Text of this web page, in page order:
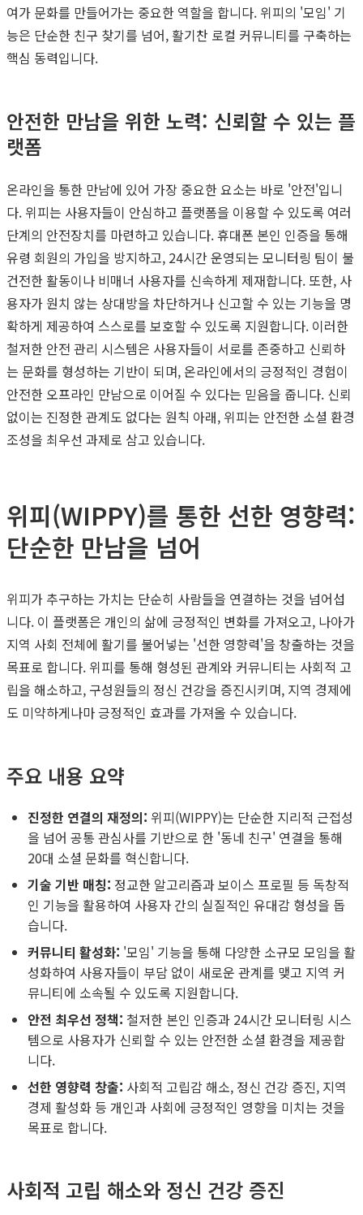
여가 문화를 만들어가는 중요한 역할을 합니다. 위피의 '모임' 기
능은 단순한 친구 찾기를 넘어, 활기찬 로컬 커뮤니티를 구축하는
핵심 동력입니다.
안전한 만남을 위한 노력: 신뢰할 수 있는 플
랫폼
온라인을 통한 만남에 있어 가장 중요한 요소는 바로 '안전'입니
다. 위피는 사용자들이 안심하고 플랫폼을 이용할 수 있도록 여러
단계의 안전장치를 마련하고 있습니다. 휴대폰 본인 인증을 통해
유령 회원의 가입을 방지하고, 24시간 운영되는 모니터링 팀이 불
건전한 활동이나 비매너 사용자를 신속하게 제재합니다. 또한, 사
용자가 원치 않는 상대방을 차단하거나 신고할 수 있는 기능을 명
확하게 제공하여 스스로를 보호할 수 있도록 지원합니다. 이러한
철저한 안전 관리 시스템은 사용자들이 서로를 존중하고 신뢰하
는 문화를 형성하는 기반이 되며, 온라인에서의 긍정적인 경험이
안전한 오프라인 만남으로 이어질 수 있다는 믿음을 줍니다. 신뢰
없이는 진정한 관계도 없다는 원칙 아래, 위피는 안전한 소셜 환경
조성을 최우선 과제로 삼고 있습니다.
위피(WIPPY)를 통한 선한 영향력:
단순한 만남을 넘어
위피가 추구하는 가치는 단순히 사람들을 연결하는 것을 넘어섭
니다. 이 플랫폼은 개인의 삶에 긍정적인 변화를 가져오고, 나아가
지역 사회 전체에 활기를 불어넣는 '선한 영향력'을 창출하는 것을
목표로 합니다. 위피를 통해 형성된 관계와 커뮤니티는 사회적 고
립을 해소하고, 구성원들의 정신 건강을 증진시키며, 지역 경제에
도 미약하게나마 긍정적인 효과를 가져올 수 있습니다.
주요 내용 요약
진정한 연결의 재정의: 위피(WIPPY)는 단순한 지리적 근접성
을 넘어 공통 관심사를 기반으로 한 '동네 친구' 연결을 통해
20대 소셜 문화를 혁신합니다.
기술 기반 매칭: 정교한 알고리즘과 보이스 프로필 등 독창적
인 기능을 활용하여 사용자 간의 실질적인 유대감 형성을 돕
습니다.
커뮤니티 활성화: '모임' 기능을 통해 다양한 소규모 모임을 활
성화하여 사용자들이 부담 없이 새로운 관계를 맺고 지역 커
뮤니티에 소속될 수 있도록 지원합니다.
안전 최우선 정책: 철저한 본인 인증과 24시간 모니터링 시스
템으로 사용자가 신뢰할 수 있는 안전한 소셜 환경을 제공합
니다.
선한 영향력 창출: 사회적 고립감 해소, 정신 건강 증진, 지역
경제 활성화 등 개인과 사회에 긍정적인 영향을 미치는 것을
목표로 합니다.
사회적 고립 해소와 정신 건강 증진